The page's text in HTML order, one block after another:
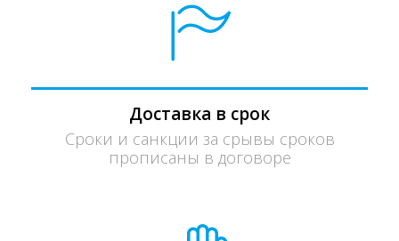
Доставка в срок
Сроки и санкции за срывы сроков
прописаны в договоре